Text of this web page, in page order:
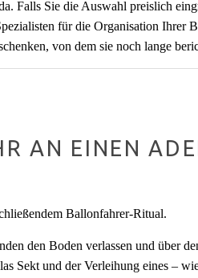
Falls Sie die Auswahl preislich
für die Organisation Ihrer
von dem sie noch lange
AN EINEN
Ballonfahrer-Ritual.
den Boden verlassen und über
Sekt und der Verleihung eines –